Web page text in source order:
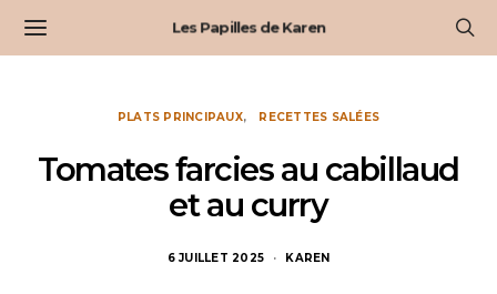
Les Papilles de Karen
PLATS PRINCIPAUX RECETTES SALÉES
Tomates farcies au cabillaud
et au curry
6 JUILLET 2025 KAREN